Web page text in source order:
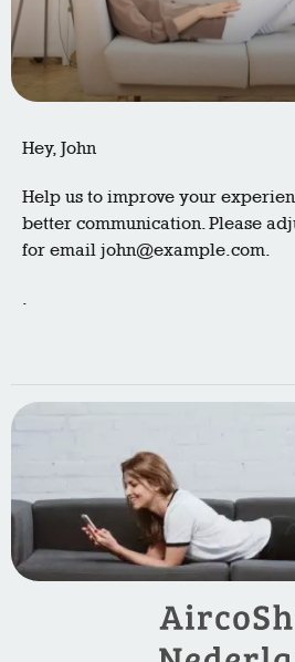
Hey, John
Help us to improve your
better communication. Please
for email john@example.com.
.